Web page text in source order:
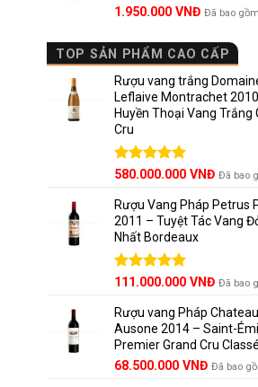
Giá
là:
2.800.000 VNĐ.
1.950.000 VNĐGiá
tại
là:
1.950.000
Đã bao
TOP SẢN PHẨM CAO CẤP
Rượu vang trắng
Leflaive Montrachet
Huyền Thoại Vang Trắng
Cru
Được xếp
5 sao
580.000.000 VNĐ Đã bao
Rượu Vang Pháp Petrus
2011 – Tuyệt Tác Vang
Nhất Bordeaux
Được xếp
5 sao
Giá
là:
125.000.000 VNĐ.
111.000.000 VNĐGiá
tại
là:
Đã bao
Rượu vang Pháp Chateau
Ausone 2014 – Saint-
Premier Grand Cru
68.500.000 VNĐ Đã bao